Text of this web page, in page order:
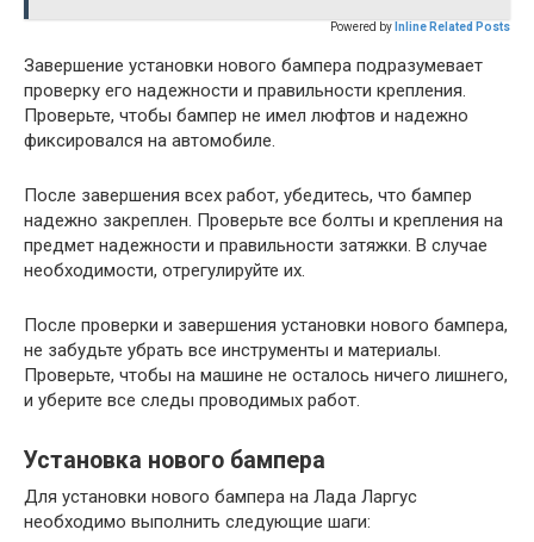
Powered by Inline Related Posts
Завершение установки нового бампера подразумевает
проверку его надежности и правильности крепления.
Проверьте, чтобы бампер не имел люфтов и надежно
фиксировался на автомобиле.
После завершения всех работ, убедитесь, что бампер
надежно закреплен. Проверьте все болты и крепления на
предмет надежности и правильности затяжки. В случае
необходимости, отрегулируйте их.
После проверки и завершения установки нового бампера,
не забудьте убрать все инструменты и материалы.
Проверьте, чтобы на машине не осталось ничего лишнего,
и уберите все следы проводимых работ.
Установка нового бампера
Для установки нового бампера на Лада Ларгус
необходимо выполнить следующие шаги: